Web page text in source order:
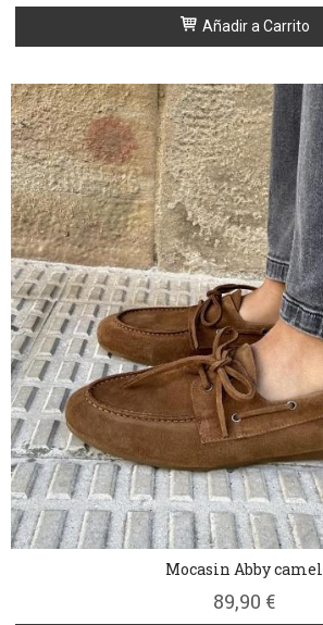
Añadir a Carrito
Mocasin Abby camel
89,90 €